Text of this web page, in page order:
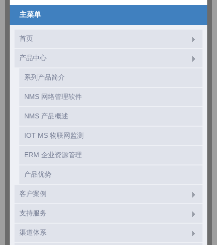
主菜单
首页
产品中心
系列产品简介
NMS 网络管理软件
NMS 产品概述
IOT MS 物联网监测
ERM 企业资源管理
产品优势
客户案例
支持服务
渠道体系